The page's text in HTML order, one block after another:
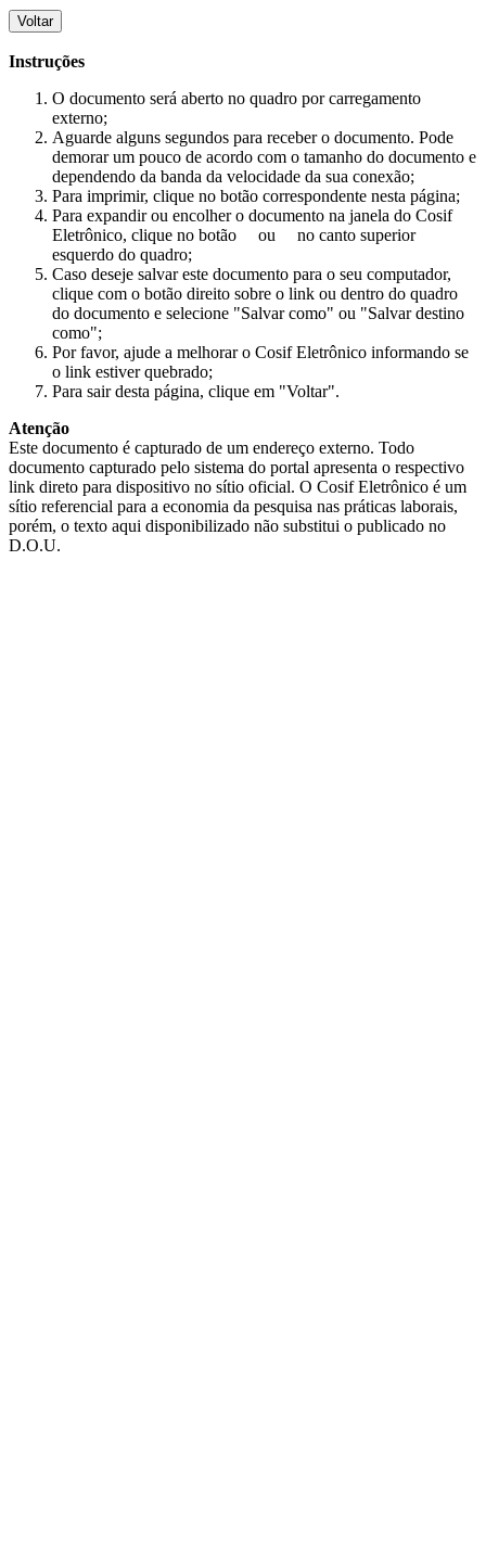
Voltar
Instruções
O documento será aberto no quadro por carregamento
externo;
Aguarde alguns segundos para receber o documento. Pode
demorar um pouco de acordo com o tamanho do documento e
dependendo da banda da velocidade da sua conexão;
Para imprimir, clique no botão correspondente nesta página;
Para expandir ou encolher o documento na janela do Cosif
Eletrônico, clique no botão
ou
no canto superior
esquerdo do quadro;
Caso deseje salvar este documento para o seu computador,
clique com o botão direito sobre o link ou dentro do quadro
do documento e selecione "Salvar como" ou "Salvar destino
como";
Por favor, ajude a melhorar o Cosif Eletrônico informando se
o link estiver quebrado;
Para sair desta página, clique em "Voltar".
Atenção
Este documento é capturado de um endereço externo. Todo
documento capturado pelo sistema do portal apresenta o respectivo
link direto para dispositivo no sítio oficial. O Cosif Eletrônico é um
sítio referencial para a economia da pesquisa nas práticas laborais,
porém, o texto aqui disponibilizado não substitui o publicado no
D.O.U.